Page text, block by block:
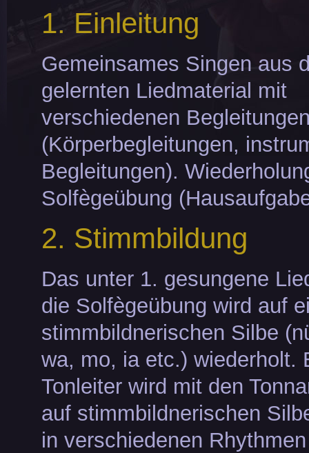
1. Einleitung
Gemeinsames Singen aus
gelernten Liedmaterial mit
verschiedenen
(Körperbegleitungen,
Begleitungen).
Solfègeübung
2. Stimmbildung
Das unter 1. gesungene
die Solfègeübung wird auf
stimmbildnerischen Silbe
wa, mo, ia etc.) wiederholt.
Tonleiter wird mit den
auf stimmbildnerischen
in verschiedenen Rhythmen